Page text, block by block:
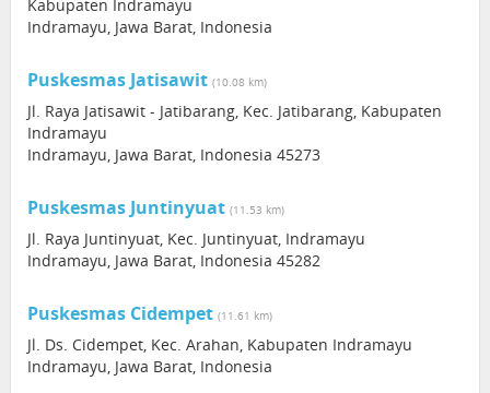
Kabupaten Indramayu
Indramayu, Jawa Barat, Indonesia
Puskesmas Jatisawit (10.08 km)
Jl. Raya Jatisawit - Jatibarang, Kec. Jatibarang, Kabupaten
Indramayu
Indramayu, Jawa Barat, Indonesia 45273
Puskesmas Juntinyuat (11.53 km)
Jl. Raya Juntinyuat, Kec. Juntinyuat, Indramayu
Indramayu, Jawa Barat, Indonesia 45282
Puskesmas Cidempet (11.61 km)
Jl. Ds. Cidempet, Kec. Arahan, Kabupaten Indramayu
Indramayu, Jawa Barat, Indonesia